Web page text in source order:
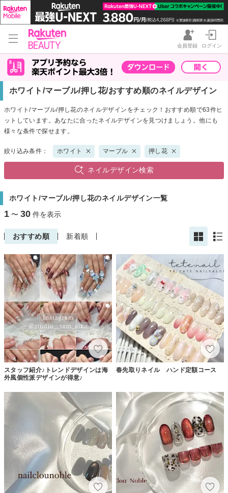
会員登録 ログイン
ホワイト/マーブル/押し花/おすすめ順のネイルデザイン
ホワイト/マーブル/押し花のネイルデザインをチェック！おすすめ順で63件ヒ
ットしています。あなたに合ったネイルデザインを見つけましょう。他にも
様々な条件で探せます。
絞り込み条件： ホワイト マーブル 押し花
ネイルデザイン検索
ホワイト/マーブル/押し花のネイルデザイン一覧
1 〜 30 件を表示
おすすめ順 新着順
スタッフ紹介♪トレンドデザインは海
外風個性派デザインが得意♪
春先取りネイル ハンド定額コース